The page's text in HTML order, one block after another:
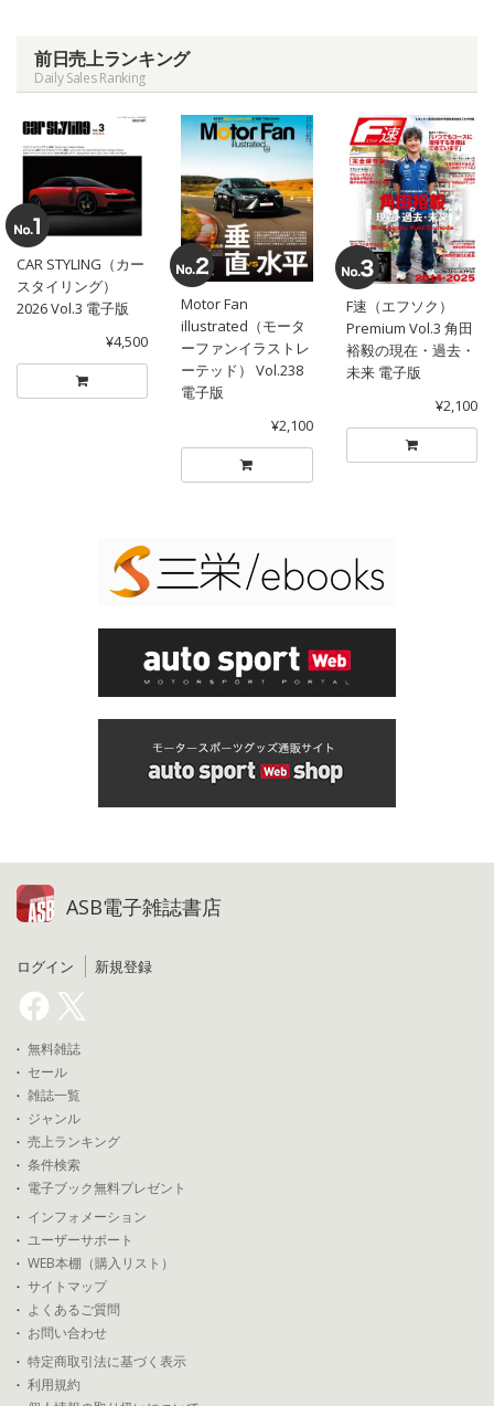
前日売上ランキング
Daily Sales Ranking
CAR STYLING（カー
スタイリング）
2026 Vol.3 電子版
¥4,500
Motor Fan
illustrated（モータ
ーファンイラストレ
ーテッド） Vol.238
電子版
¥2,100
F速（エフソク）
Premium Vol.3 角田
裕毅の現在・過去・
未来 電子版
¥2,100
ASB電子雑誌書店
ログイン 新規登録
無料雑誌
セール
雑誌一覧
ジャンル
売上ランキング
条件検索
電子ブック無料プレゼント
インフォメーション
ユーザーサポート
WEB本棚（購入リスト）
サイトマップ
よくあるご質問
お問い合わせ
特定商取引法に基づく表示
利用規約